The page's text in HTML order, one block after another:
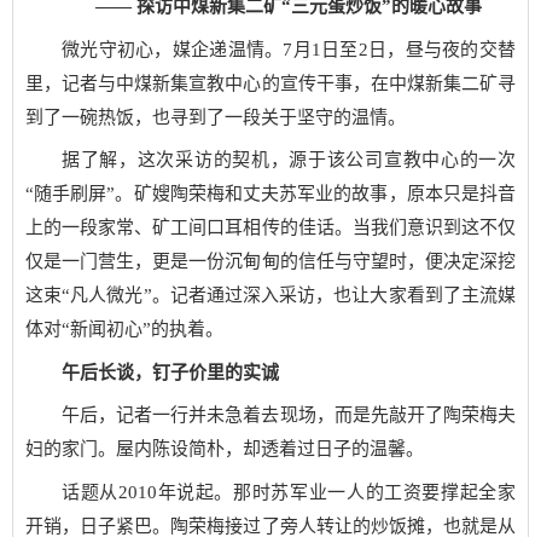
—— 探访中煤新集二矿“三元蛋炒饭”的暖心故事
微光守初心，媒企递温情。7月1日至2日，昼与夜的交替
里，记者与中煤新集宣教中心的宣传干事，在中煤新集二矿寻
到了一碗热饭，也寻到了一段关于坚守的温情。
据了解，这次采访的契机，源于该公司宣教中心的一次
“随手刷屏”。矿嫂陶荣梅和丈夫苏军业的故事，原本只是抖音
上的一段家常、矿工间口耳相传的佳话。当我们意识到这不仅
仅是一门营生，更是一份沉甸甸的信任与守望时，便决定深挖
这束“凡人微光”。记者通过深入采访，也让大家看到了主流媒
体对“新闻初心”的执着。
午后长谈，钉子价里的实诚
午后，记者一行并未急着去现场，而是先敲开了陶荣梅夫
妇的家门。屋内陈设简朴，却透着过日子的温馨。
话题从2010年说起。那时苏军业一人的工资要撑起全家
开销，日子紧巴。陶荣梅接过了旁人转让的炒饭摊，也就是从